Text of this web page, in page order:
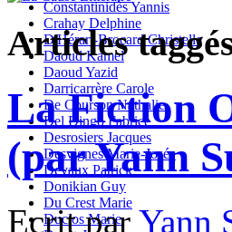
Constantinidès Yannis
Crahay Delphine
D'Hérart-Brocard Christelle
Daoud Kamel
Daoud Yazid
Darricarrère Carole
De Courson Nathalie
Del Dingo Fabrice
Desrosiers Jacques
Desvignes Marie-Josée
Devaux Patrick
Donikian Guy
Du Crest Marie
Duclos Marie
Articles
La Fiction
(par Yann
Ecrit parYann